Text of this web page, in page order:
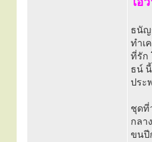
ธนัญ
ทำเ
ที่รัก
ธน์
ประ
ชุดที่
กลา
ขนปี